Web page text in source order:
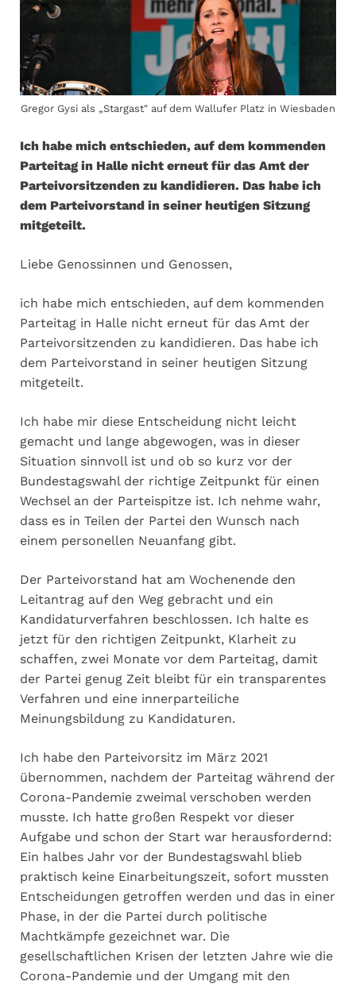
Gregor Gysi als „Stargast" auf dem Wallufer Platz in Wiesbaden
Ich habe mich entschieden, auf dem kommenden
Parteitag in Halle nicht erneut für das Amt der
Parteivorsitzenden zu kandidieren. Das habe ich
dem Parteivorstand in seiner heutigen Sitzung
mitgeteilt.
Liebe Genossinnen und Genossen,
ich habe mich entschieden, auf dem kommenden
Parteitag in Halle nicht erneut für das Amt der
Parteivorsitzenden zu kandidieren. Das habe ich
dem Parteivorstand in seiner heutigen Sitzung
mitgeteilt.
Ich habe mir diese Entscheidung nicht leicht
gemacht und lange abgewogen, was in dieser
Situation sinnvoll ist und ob so kurz vor der
Bundestagswahl der richtige Zeitpunkt für einen
Wechsel an der Parteispitze ist. Ich nehme wahr,
dass es in Teilen der Partei den Wunsch nach
einem personellen Neuanfang gibt.
Der Parteivorstand hat am Wochenende den
Leitantrag auf den Weg gebracht und ein
Kandidaturverfahren beschlossen. Ich halte es
jetzt für den richtigen Zeitpunkt, Klarheit zu
schaffen, zwei Monate vor dem Parteitag, damit
der Partei genug Zeit bleibt für ein transparentes
Verfahren und eine innerparteiliche
Meinungsbildung zu Kandidaturen.
Ich habe den Parteivorsitz im März 2021
übernommen, nachdem der Parteitag während der
Corona-Pandemie zweimal verschoben werden
musste. Ich hatte großen Respekt vor dieser
Aufgabe und schon der Start war herausfordernd:
Ein halbes Jahr vor der Bundestagswahl blieb
praktisch keine Einarbeitungszeit, sofort mussten
Entscheidungen getroffen werden und das in einer
Phase, in der die Partei durch politische
Machtkämpfe gezeichnet war. Die
gesellschaftlichen Krisen der letzten Jahre wie die
Corona-Pandemie und der Umgang mit den